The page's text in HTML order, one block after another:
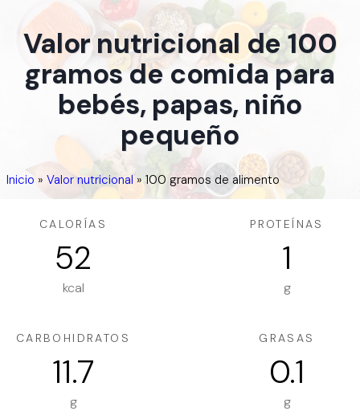
Valor nutricional de 100
gramos de comida para
bebés, papas, niño
pequeño
Inicio » Valor nutricional»100 gramos de alimento
CALORÍAS
52
kcal
PROTEÍNAS
1
g
CARBOHIDRATOS
11.7
g
GRASAS
0.1
g